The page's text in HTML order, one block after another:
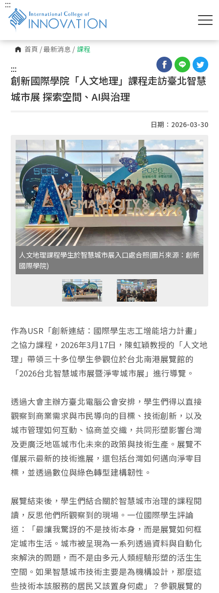
首頁 /最新消息 / 課程
:::
:::
創新國際學院「人文地理」課程走訪臺北智慧
城市展 探索空間、AI與治理
日期：2026-03-30
人文地理課程學生於智慧城市展入口處合照(圖片來源：創新
國際學院)
作為USR「創新連結：國際學生志工增能培力計畫」
之協力課程，2026年3月17日，陳虹穎教授的「人文地
理」帶領三十多位學生參觀位於台北南港展覽館的
「2026台北智慧城市展暨淨零城市展」進行導覽。
透過大會主辦方臺北電腦公會安排，學生們得以直接
觀察到商業需求與市民導向的目標、技術創新，以及
城市管理如何互動、協商並交織，共同形塑影響台灣
及更廣泛地區城市化未來的政策與技術生產。展覽不
僅展示最新的技術進展，還包括台灣如何邁向淨零目
標，並透過數位與綠色轉型建構韌性。
展覽結束後，學生們結合關於智慧城市治理的課程閱
讀，反思他們所觀察到的現場。一位國際學生評論
道：「最讓我驚訝的不是技術本身，而是展覽如何框
定城市生活。城市被呈現為一系列透過資料與自動化
來解決的問題，而不是由多元人類經驗形塑的活生生
空間。如果智慧城市技術主要是為機構設計，那麼這
些技術本該服務的居民又該置身何處」？參觀展覽的